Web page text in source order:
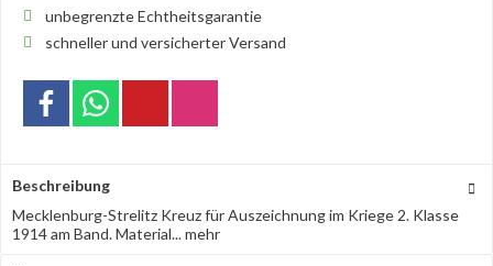
unbegrenzte Echtheitsgarantie
schneller und versicherter Versand
Beschreibung
Mecklenburg-Strelitz Kreuz für Auszeichnung im Kriege 2. Klasse
1914 am Band. Material...mehr